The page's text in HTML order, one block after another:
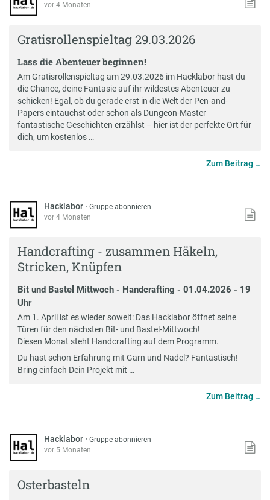
vor 4 Monaten
Gratisrollenspieltag 29.03.2026
Lass die Abenteuer beginnen!
Am Gratisrollenspieltag am 29.03.2026 im Hacklabor hast du
die Chance, deine Fantasie auf ihr wildestes Abenteuer zu
schicken! Egal, ob du gerade erst in die Welt der Pen-and-
Papers eintauchst oder schon als Dungeon-Master
fantastische Geschichten erzählst – hier ist der perfekte Ort für
dich, um kostenlos …
Zum Beitrag …
Hacklabor ·Gruppe abonnieren
vor 4 Monaten
Handcrafting - zusammen Häkeln,
Stricken, Knüpfen
Bit und Bastel Mittwoch - Handcrafting - 01.04.2026 - 19
Uhr
Am 1. April ist es wieder soweit: Das Hacklabor öffnet seine
Türen für den nächsten Bit- und Bastel-Mittwoch!
Diesen Monat steht Handcrafting auf dem Programm.
Du hast schon Erfahrung mit Garn und Nadel? Fantastisch!
Bring einfach Dein Projekt mit …
Zum Beitrag …
Hacklabor ·Gruppe abonnieren
vor 5 Monaten
Osterbasteln